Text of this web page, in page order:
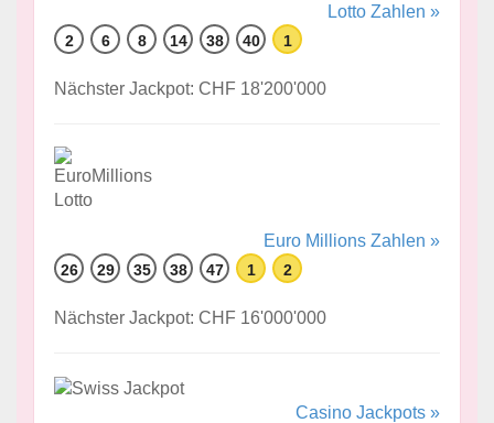
Lotto Zahlen »
2 6 8 14 38 40 1
Nächster Jackpot: CHF 18'200'000
Euro Millions Zahlen »
26 29 35 38 47 1 2
Nächster Jackpot: CHF 16'000'000
Casino Jackpots »